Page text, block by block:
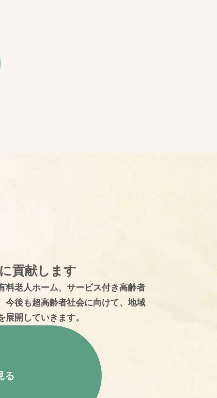
貢献します
料老人ホーム、サービス付き高齢者
今後も超高齢者社会に向けて、地域
開していきます。
る